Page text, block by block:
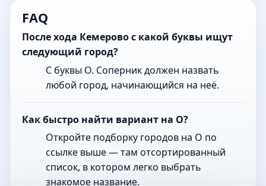
FAQ
После хода Кемерово с какой буквы ищут
следующий город?
С буквы О. Соперник должен назвать
любой город, начинающийся на неё.
Как быстро найти вариант на О?
Откройте подборку городов на О по
ссылке выше — там отсортированный
список, в котором легко выбрать
знакомое название.